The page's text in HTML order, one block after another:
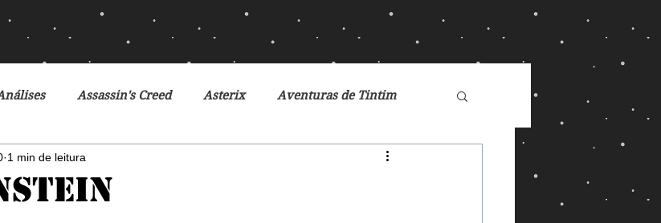
Assassin's Creed Asterix Aventuras de Tintim
Crônicas de Gelo e Fogo
1 min de leitura